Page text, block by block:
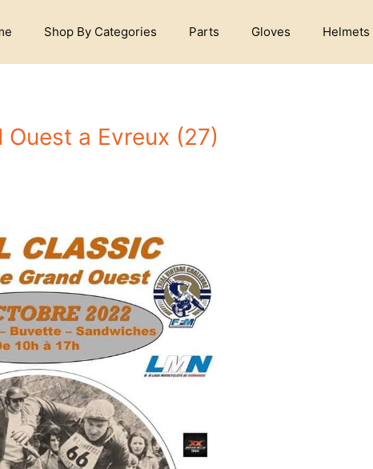
Shop By Categories Parts Gloves Helmets
a Evreux (27)